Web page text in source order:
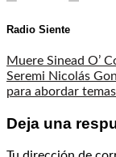
Radio Siente
Muere Sinead O’
Seremi Nicolás
para abordar
Deja una